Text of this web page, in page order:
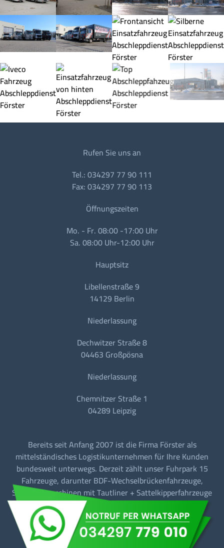
Rufen Sie uns an
Tel.: 034297 77 90 111
Fax: 034297 77 90 113
Öffnungszeiten
Mo. - Fr. 08:00 -17:00 Uhr
Sa. 08:00 Uhr-12:00 Uhr
Hauptsitz
Libellenstraße 9
14129 Berlin
Niederlassung
Dechwitzer Straße 8
04463 Großpösna
Niederlassung
Chemnitzer Straße 1
04289 Leipzig
Bereits seit Anfang 2007 ist die Firma Förster als
mittelständisches Logistikunternehmen für Ihre Kunden
bundesweit unterwegs. Derzeit zählt unser Fuhrpark 15
Fahrzeuge, darunter BDF-Wechselbrückenfahrzeuge,
Sattelzugmaschinen mit Tautliner + Sattelkipperfahrzeuge
für den Baustellen-/Linien-/Begegnungs- und
Fernverkehr.